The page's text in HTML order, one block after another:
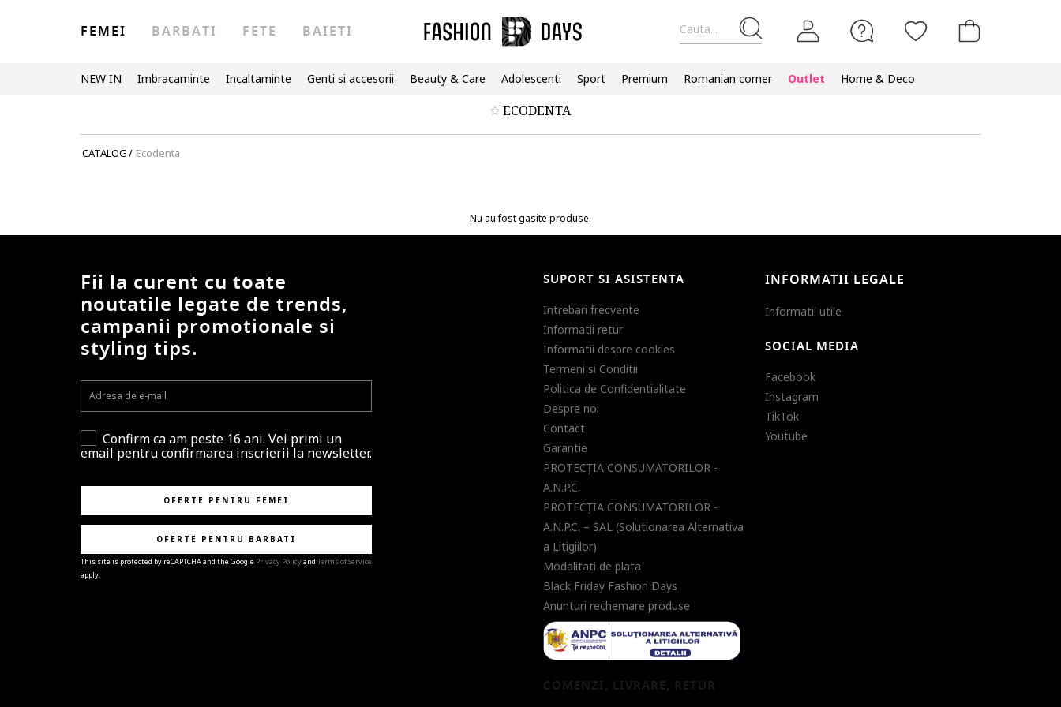
Cauta...
FEMEI BARBATI FETE BAIETI
NEW IN Imbracaminte Incaltaminte Genti si accesorii Beauty & Care Adolescenti Sport Premium Romanian corner Outlet Home & Deco
ECODENTA
CATALOG/ Ecodenta
Nu au fost gasite produse.
Fii la curent cu toate
noutatile legate de trends,
campanii promotionale si
styling tips.
Confirm ca am peste 16 ani. Vei primi un
email pentru confirmarea inscrierii la newsletter.
OFERTE PENTRU FEMEI
OFERTE PENTRU BARBATI
This site is protected by reCAPTCHA and the Google Privacy Policyand Terms of Service
apply.
SUPORT SI ASISTENTA
Intrebari frecvente
Informatii retur
Informatii despre cookies
Termeni si Conditii
Politica de Confidentialitate
Despre noi
Contact
Garantie
PROTECŢIA CONSUMATORILOR -
A.N.P.C.
PROTECŢIA CONSUMATORILOR -
A.N.P.C. – SAL (Solutionarea Alternativa
a Litigiilor)
Modalitati de plata
Black Friday Fashion Days
Anunturi rechemare produse
COMENZI, LIVRARE, RETUR
INFORMATII LEGALE
Informatii utile
SOCIAL MEDIA
Facebook
Instagram
TikTok
Youtube